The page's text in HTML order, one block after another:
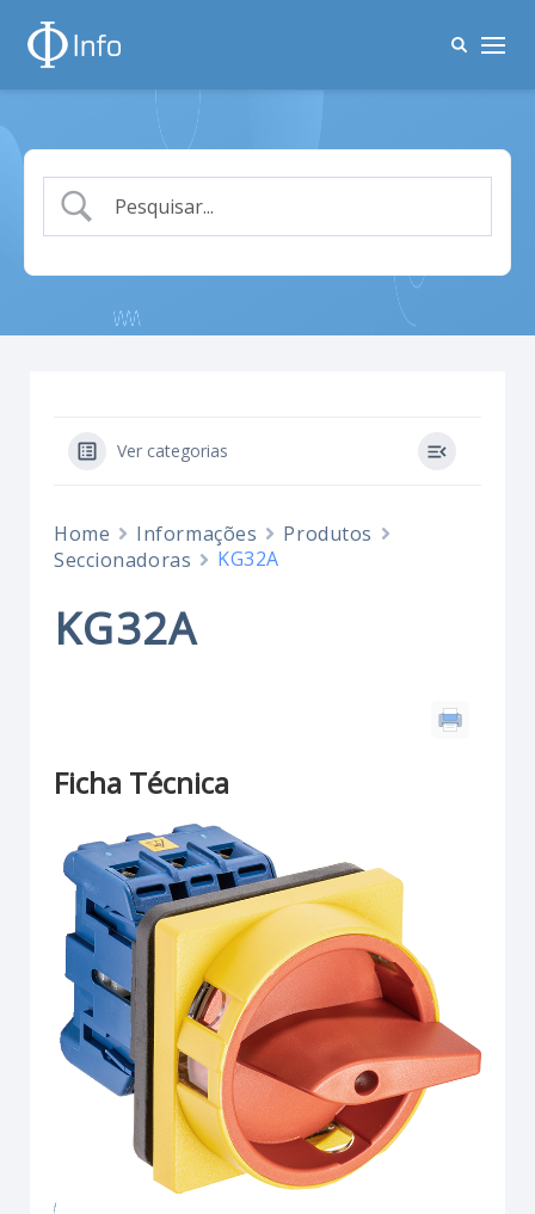
Ver categorias
Home Informações
Produtos
Seccionadoras
KG32A
KG32A
Ficha Técnica